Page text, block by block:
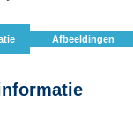
Afbeeldingen